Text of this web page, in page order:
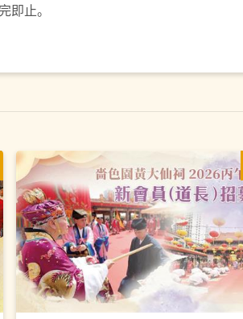
即止。